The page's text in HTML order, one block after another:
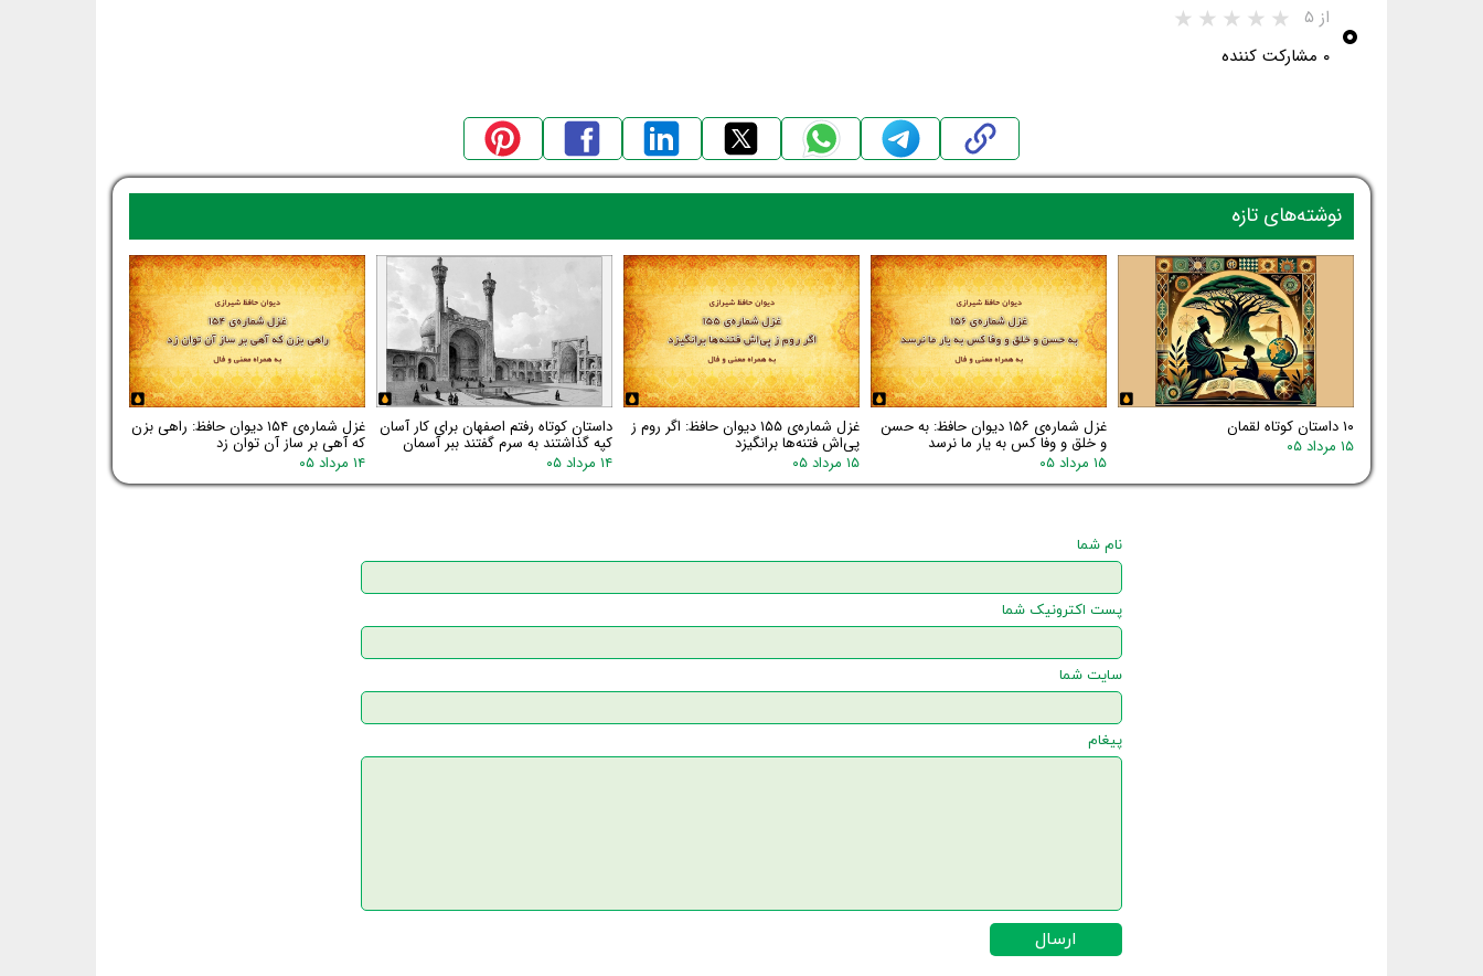
۰ از ۵
۰ مشارکت کننده
۱۰ داستان کوتاه لقمان
۱۵ مرداد ۰۵
غزل شماره‌ی ۱۵۶ دیوان حافظ: به حسن
و خلق و وفا کس به یار ما نرسد
۱۵ مرداد ۰۵
غزل شماره‌ی ۱۵۵ دیوان حافظ: اگر روم ز
پی‌اش فتنه‌ها برانگیزد
۱۵ مرداد ۰۵
داستان کوتاه رفتم اصفهان برای کار آسان
کپه گذاشتند به سرم گفتند ببر آسمان
۱۴ مرداد ۰۵
غزل شماره‌ی ۱۵۴ دیوان حافظ: راهی بزن
که آهی بر ساز آن توان زد
۱۴ مرداد ۰۵
نوشته‌های تازه
نام شما
پست اکترونیک شما
سایت شما
پیغام
ارسال